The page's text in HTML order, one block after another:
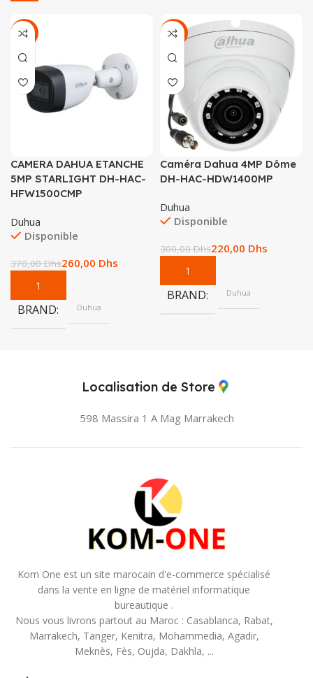
-30%
CAMERA DAHUA ETANCHE
5MP STARLIGHT DH-HAC-
HFW1500CMP
Duhua
Disponible
370,00Dhs260,00 Dhs
BRAND Duhua
-27%
Caméra Dahua 4MP Dôme
DH-HAC-HDW1400MP
Duhua
Disponible
300,00Dhs220,00 Dhs
BRAND Duhua
Localisation de Store
598 Massira 1 A Mag Marrakech
Kom One est un site marocain d'e-commerce spécialisé
dans la vente en ligne de matériel informatique
bureautique .
Nous vous livrons partout au Maroc : Casablanca, Rabat,
Marrakech, Tanger, Kenitra, Mohammedia, Agadir,
Meknès, Fès, Oujda, Dakhla, ...